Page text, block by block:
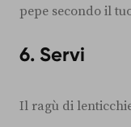
pepe secondo il
6. Servi
Il ragù di